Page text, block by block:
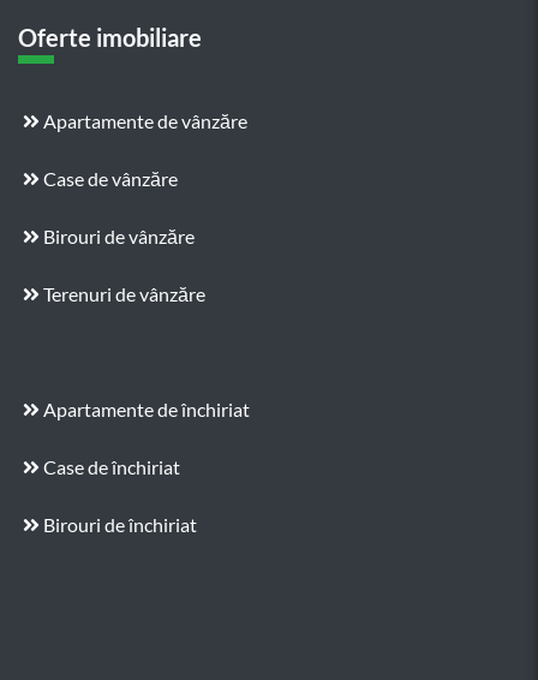
Oferte imobiliare
Apartamente de vânzăre
Case de vânzăre
Birouri de vânzăre
Terenuri de vânzăre
Apartamente de închiriat
Case de închiriat
Birouri de închiriat